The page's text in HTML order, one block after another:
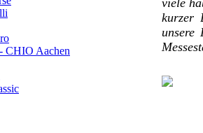
CHIO Aachen
kurzer
unsere